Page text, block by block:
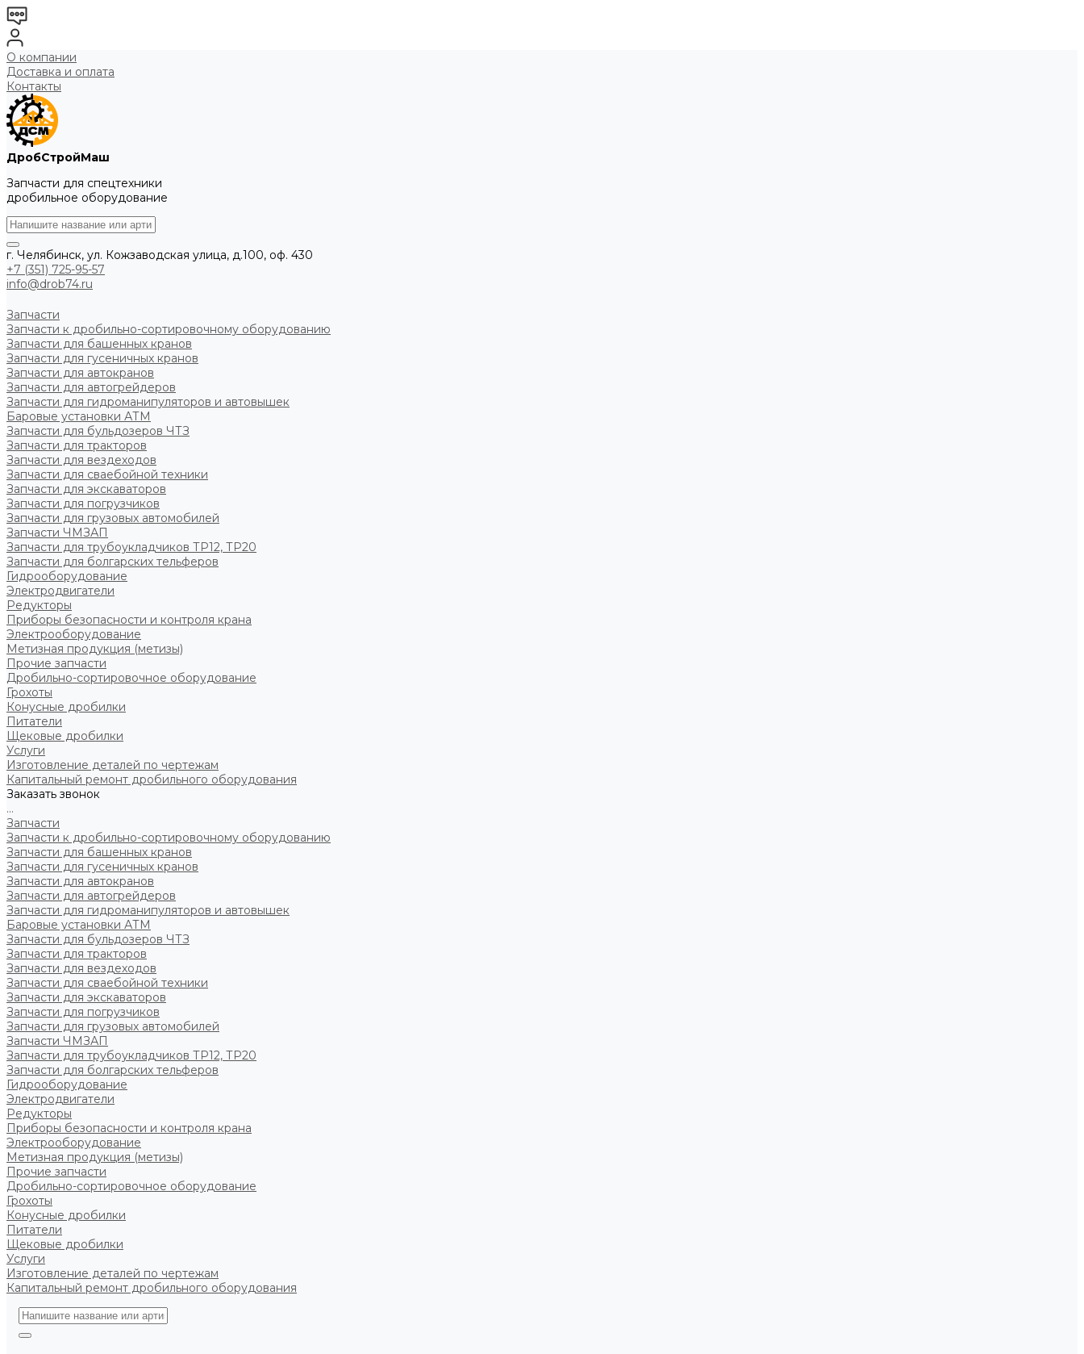
О компании
Доставка и оплата
Контакты
ДробСтройМаш
Запчасти для спецтехники
дробильное оборудование
г. Челябинск, ул. Кожзаводская улица, д.100, оф. 430
+7 (351) 725-95-57
info@drob74.ru
Запчасти
Запчасти к дробильно-сортировочному оборудованию
Запчасти для башенных кранов
Запчасти для гусеничных кранов
Запчасти для автокранов
Запчасти для автогрейдеров
Запчасти для гидроманипуляторов и автовышек
Баровые установки АТМ
Запчасти для бульдозеров ЧТЗ
Запчасти для тракторов
Запчасти для вездеходов
Запчасти для сваебойной техники
Запчасти для экскаваторов
Запчасти для погрузчиков
Запчасти для грузовых автомобилей
Запчасти ЧМЗАП
Запчасти для трубоукладчиков ТР12, ТР20
Запчасти для болгарских тельферов
Гидрооборудование
Электродвигатели
Редукторы
Приборы безопасности и контроля крана
Электрооборудование
Метизная продукция (метизы)
Прочие запчасти
Дробильно-сортировочное оборудование
Грохоты
Конусные дробилки
Питатели
Щековые дробилки
Услуги
Изготовление деталей по чертежам
Капитальный ремонт дробильного оборудования
Заказать звонок
...
Запчасти
Запчасти к дробильно-сортировочному оборудованию
Запчасти для башенных кранов
Запчасти для гусеничных кранов
Запчасти для автокранов
Запчасти для автогрейдеров
Запчасти для гидроманипуляторов и автовышек
Баровые установки АТМ
Запчасти для бульдозеров ЧТЗ
Запчасти для тракторов
Запчасти для вездеходов
Запчасти для сваебойной техники
Запчасти для экскаваторов
Запчасти для погрузчиков
Запчасти для грузовых автомобилей
Запчасти ЧМЗАП
Запчасти для трубоукладчиков ТР12, ТР20
Запчасти для болгарских тельферов
Гидрооборудование
Электродвигатели
Редукторы
Приборы безопасности и контроля крана
Электрооборудование
Метизная продукция (метизы)
Прочие запчасти
Дробильно-сортировочное оборудование
Грохоты
Конусные дробилки
Питатели
Щековые дробилки
Услуги
Изготовление деталей по чертежам
Капитальный ремонт дробильного оборудования